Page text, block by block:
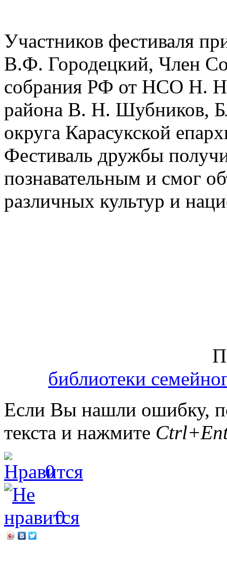
Участников фестиваля
В.Ф. Городецкий, Член
собрания РФ от НСО Н. Н.
района В. Н. Шубников,
округа Карасукской
Фестиваль дружбы
познавательным и смог
различных культур и
библиотеки
Если Вы нашли ошибку,
текста и нажмите
0
0